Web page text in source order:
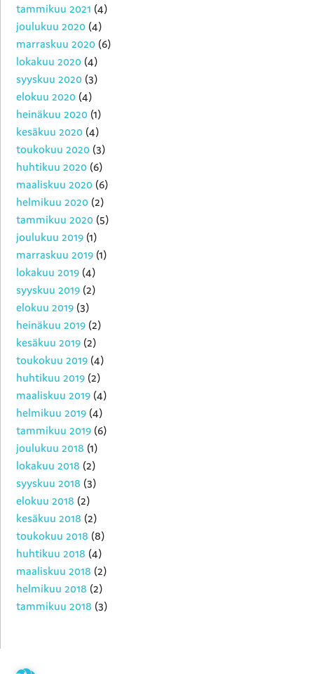
tammikuu 2021 (4)
joulukuu 2020 (4)
marraskuu 2020 (6)
lokakuu 2020 (4)
syyskuu 2020 (3)
elokuu 2020 (4)
heinäkuu 2020 (1)
kesäkuu 2020 (4)
toukokuu 2020 (3)
huhtikuu 2020 (6)
maaliskuu 2020 (6)
helmikuu 2020 (2)
tammikuu 2020 (5)
joulukuu 2019 (1)
marraskuu 2019 (1)
lokakuu 2019 (4)
syyskuu 2019 (2)
elokuu 2019 (3)
heinäkuu 2019 (2)
kesäkuu 2019 (2)
toukokuu 2019 (4)
huhtikuu 2019 (2)
maaliskuu 2019 (4)
helmikuu 2019 (4)
tammikuu 2019 (6)
joulukuu 2018 (1)
lokakuu 2018 (2)
syyskuu 2018 (3)
elokuu 2018 (2)
kesäkuu 2018 (2)
toukokuu 2018 (8)
huhtikuu 2018 (4)
maaliskuu 2018 (2)
helmikuu 2018 (2)
tammikuu 2018 (3)